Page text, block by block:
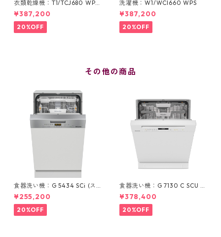
衣類乾燥機：T1/TCJ680 WP
(ヒートポンプ式 9 kg)
¥387,200
20%OFF
洗濯機：W1/WCI660 WPS
¥387,200
20%OFF
その他の商品
食器洗い機：G 5434 SCi (ス
テンレス/45cm) ＊ドア材取付
専用タイプ
¥255,200
20%OFF
食器洗い機：G 7130 C SCU B
W (ホワイト/60cm) ＊標準ド
ア装備タイプ
¥378,400
20%OFF